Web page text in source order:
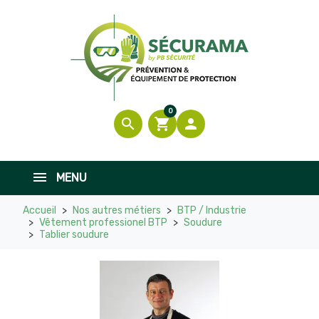
search shopping_cart
0

MENU
Accueil Nos autres métiers
BTP / Industrie
Vêtement professionel BTP
Soudure
Tablier soudure
